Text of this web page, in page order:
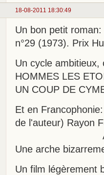
18-08-2011 18:30:49
Un bon petit
n°29 (1973). Prix
Un cycle ambitieux,
HOMMES LES
UN COUP DE
Et en
de l'auteur) Rayon
ABZALON
Une arche
Un film légèrement